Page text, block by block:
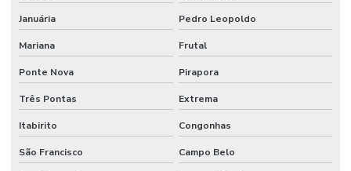
Januária Pedro Leopoldo
Mariana Frutal
Ponte Nova Pirapora
Três Pontas Extrema
Itabirito Congonhas
São Francisco Campo Belo